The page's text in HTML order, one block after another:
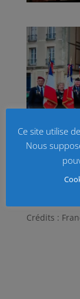
Crédits :
Ce site utilise
Nous